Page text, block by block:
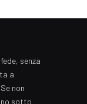
senza
a
non
sotto